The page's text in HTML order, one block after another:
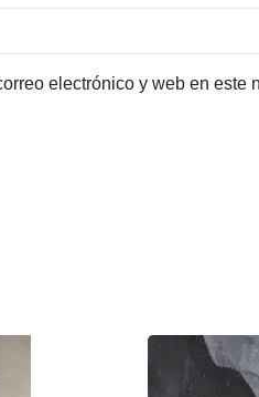
electrónico y web en este